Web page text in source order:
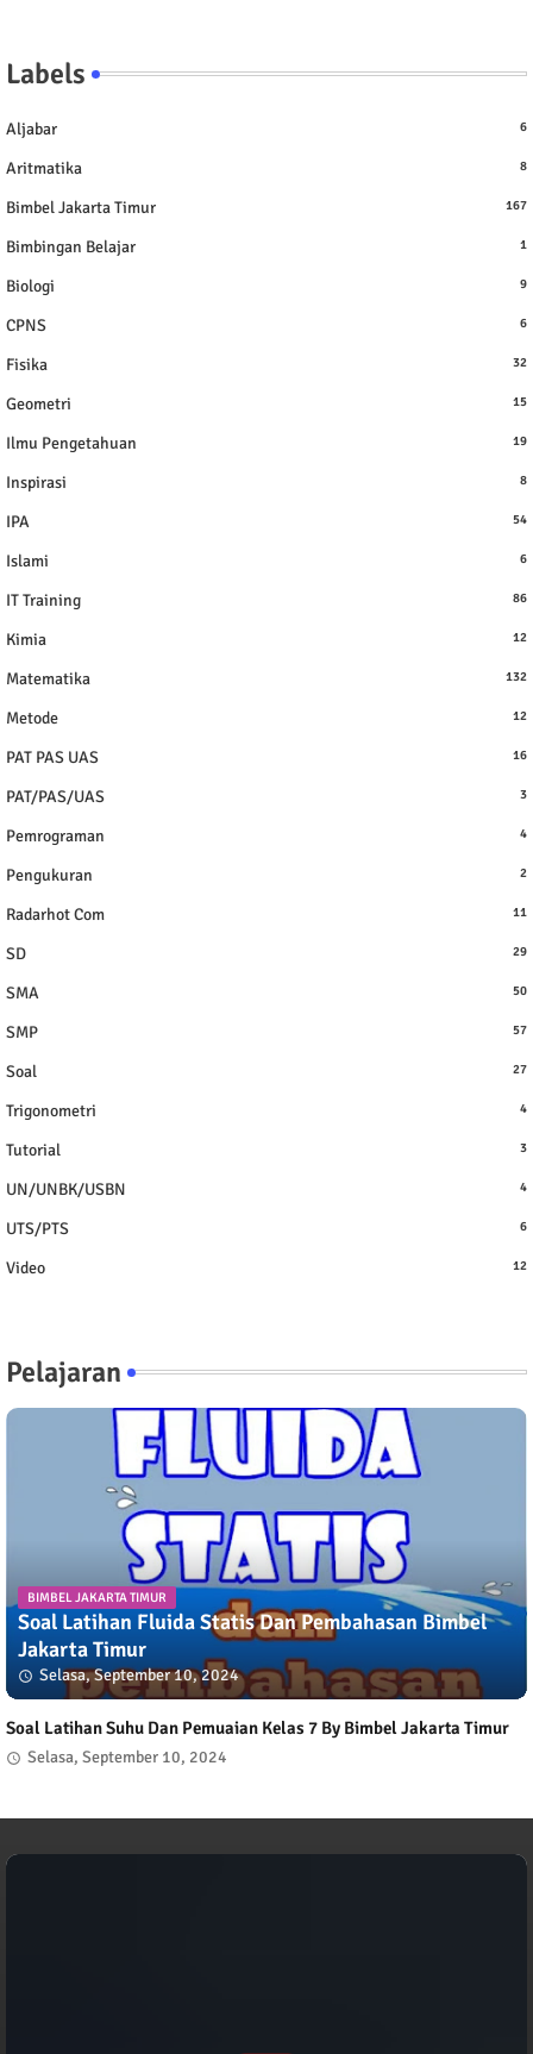
Labels
Aljabar 6
Aritmatika 8
Bimbel Jakarta Timur 167
Bimbingan Belajar 1
Biologi 9
CPNS 6
Fisika 32
Geometri 15
Ilmu Pengetahuan 19
Inspirasi 8
IPA 54
Islami 6
IT Training 86
Kimia 12
Matematika 132
Metode 12
PAT PAS UAS 16
PAT/PAS/UAS 3
Pemrograman 4
Pengukuran 2
Radarhot Com 11
SD 29
SMA 50
SMP 57
Soal 27
Trigonometri 4
Tutorial 3
UN/UNBK/USBN 4
UTS/PTS 6
Video 12
Pelajaran
BIMBEL JAKARTA TIMUR
Soal Latihan Fluida Statis Dan Pembahasan Bimbel
Jakarta Timur
Selasa, September 10, 2024
Soal Latihan Suhu Dan Pemuaian Kelas 7 By Bimbel Jakarta Timur
Selasa, September 10, 2024